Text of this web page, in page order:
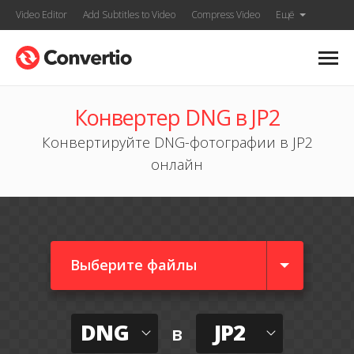
Video Editor Add Subtitles to Video Compress Video Ещё
Конвертер DNG в JP2
Конвертируйте DNG-фотографии в JP2
онлайн
Выберите файлы
DNG в JP2